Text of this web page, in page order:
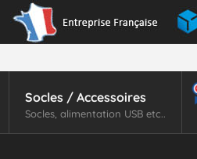
Socles / Accessoires
Socles, alimentation USB etc..